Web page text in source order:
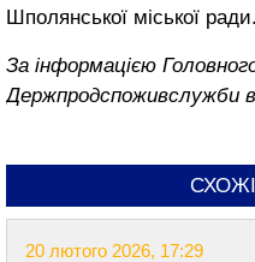
Шполянської міської ради.
За інформацією
Держпродспоживслужби
20 лютого 2026, 17:29